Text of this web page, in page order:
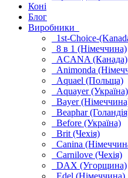
Коні
Блог
Виробники
1st-Choice-
8 в 1 (Німеччина)
ACANA (Канада)
Animonda
Aquael (Польща)
Aquayer (Україна)
Bayer
Beaphar
Before (Україна)
Brit (Чехія)
Canina
Carnilove (Чехія)
DAX (Угорщина)
Edel (Німеччина)